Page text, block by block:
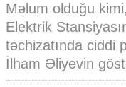
Məlum olduğu
Elektrik
təchizatında ciddi
İlham Əliyevin